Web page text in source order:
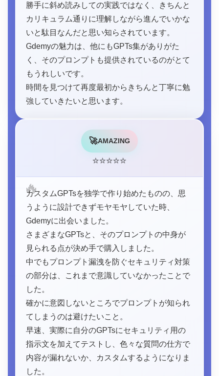
勝手に斜め読みしての実践ではなく、きちんと
カリキュラム通りに理解しながら進んでいかな
いと駄目なんだと思い知らされています。
Gdemyの魅力は、他にもGPTs集がありがた
く、そのプロンプトも提供されているのがとて
もうれしいです。
時間を見つけて再度最初からきちんと丁寧に勉
強していきたいと思います。
🚀AMAZING
⭐⭐⭐⭐⭐
🔥
カスタムGPTsを独学で作り始めたものの、思
うように設計できずモヤモヤしていた時、
Gdemyに出会いました。
さまざまなGPTsと、そのプロンプトの中身が
見られる点が決め手で購入しました。
中でもプロンプト漏洩を防ぐセキュリティ対策
の部分は、これまで意識していなかったことで
した。
確かに意図しないところでプロンプトが知られ
てしまうのは避けたいこと。
早速、実際に自分のGPTsにセキュリティ用の
指示文を加えてテストし、色々な質問の仕方で
内容が漏れないか、カスタムするようになりま
した。